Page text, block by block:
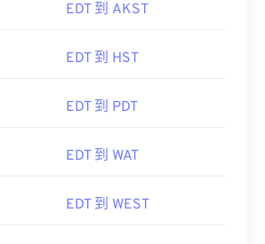
EDT 到 AKST
EDT 到 HST
EDT 到 PDT
EDT 到 WAT
EDT 到 WEST